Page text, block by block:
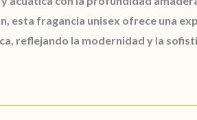
esta fragancia unisex ofrece una
reflejando la modernidad y la